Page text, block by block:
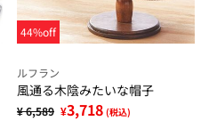
44%off
ルフラン
風通る木陰みたいな帽子
¥ 6,589 ¥3,718 (税込)